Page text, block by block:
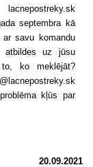
septembra kā
ar savu komandu
atbildes uz jūsu
to, ko meklējāt?
kļūs par
20.09.2021